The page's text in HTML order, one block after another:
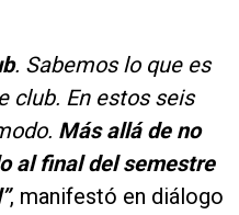
. Sabemos lo que es
club. En estos seis
Más allá de no
al final del semestre
, manifestó en diálogo